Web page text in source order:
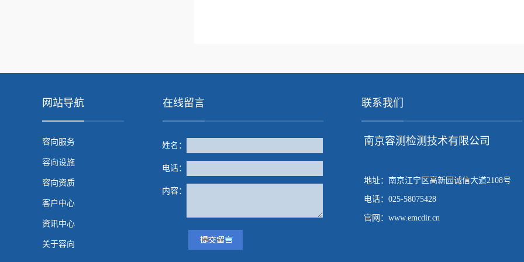
网站导航 在线留言 联系我们
容向服务
容向设施
容向资质
客户中心
资讯中心
关于容向
姓名：
电话：
内容：
南京容测检测技术有限公司
地址：南京江宁区高新园诚信大道2108号
电话：025-58075428
官网：www.emcdir.cn